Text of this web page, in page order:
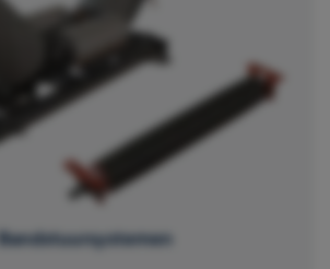
Bandstuursystemen